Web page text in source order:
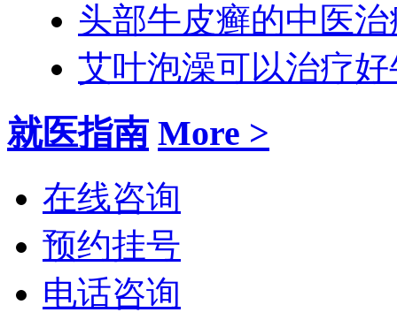
头部牛皮癣的中医
艾叶泡澡可以治疗
就医指南 More >
在线咨询
预约挂号
电话咨询